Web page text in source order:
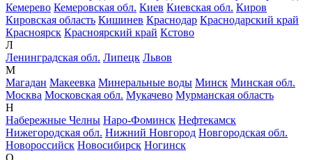
Кемерево Кемеровская обл. Киев Киевская обл. Киров
Кировская область Кишинев Краснодар Краснодарский край
Красноярск Красноярский край Кстово
Л
Ленинградская обл. Липецк Львов
М
Магадан Макеевка Минеральные воды Минск Минская обл.
Москва Московская обл. Мукачево Мурманская область
Н
Набережные Челны Наро-Фоминск Нефтекамск
Нижегородская обл. Нижний Новгород Новгородская обл.
Новороссийск Новосибирск Ногинск
О